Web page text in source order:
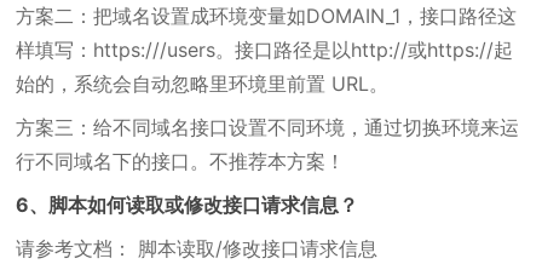
方案二：把域名设置成环境变量如DOMAIN_1，接口路径这
样填写：https:///users。接口路径是以http://或https://起
始的，系统会自动忽略里环境里前置 URL。
方案三：给不同域名接口设置不同环境，通过切换环境来运
行不同域名下的接口。不推荐本方案！
6、脚本如何读取或修改接口请求信息？
请参考文档： 脚本读取/修改接口请求信息